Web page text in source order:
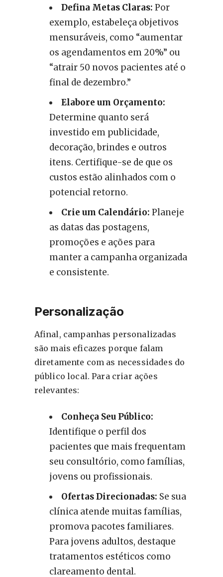
Defina Metas Claras: Por
exemplo, estabeleça objetivos
mensuráveis, como “aumentar
os agendamentos em 20%” ou
“atrair 50 novos pacientes até o
final de dezembro.”
Elabore um Orçamento:
Determine quanto será
investido em publicidade,
decoração, brindes e outros
itens. Certifique-se de que os
custos estão alinhados com o
potencial retorno.
Crie um Calendário: Planeje
as datas das postagens,
promoções e ações para
manter a campanha organizada
e consistente.
Personalização
Afinal, campanhas personalizadas
são mais eficazes porque falam
diretamente com as necessidades do
público local. Para criar ações
relevantes:
Conheça Seu Público:
Identifique o perfil dos
pacientes que mais frequentam
seu consultório, como famílias,
jovens ou profissionais.
Ofertas Direcionadas: Se sua
clínica atende muitas famílias,
promova pacotes familiares.
Para jovens adultos, destaque
tratamentos estéticos como
clareamento dental.